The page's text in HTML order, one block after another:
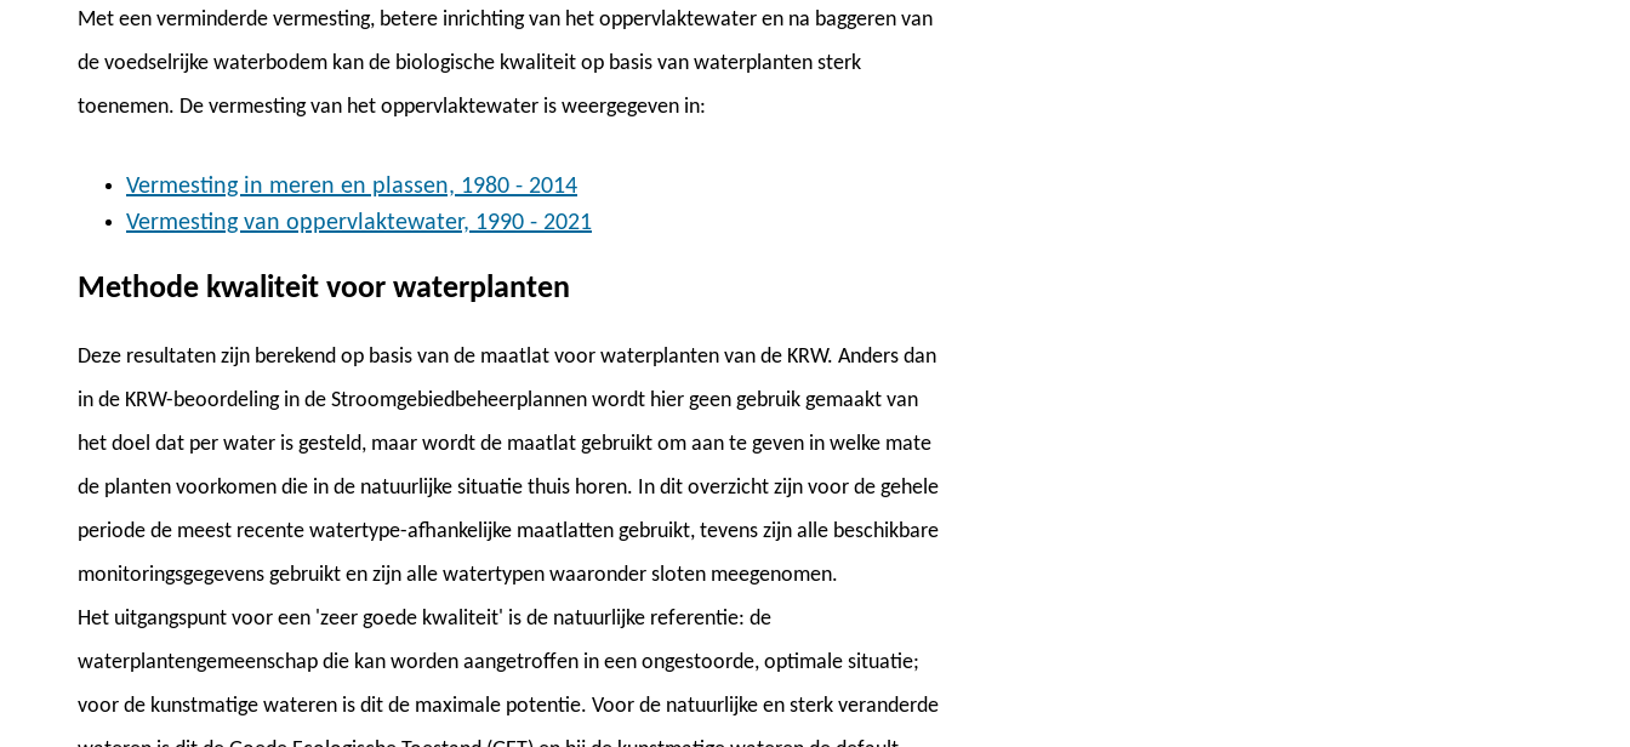
Met een verminderde vermesting, betere inrichting van het oppervlaktewater en na baggeren van
de voedselrijke waterbodem kan de biologische kwaliteit op basis van waterplanten sterk
toenemen. De vermesting van het oppervlaktewater is weergegeven in:
Vermesting in meren en plassen, 1980 - 2014
Vermesting van oppervlaktewater, 1990 - 2021
Methode kwaliteit voor waterplanten
Deze resultaten zijn berekend op basis van de maatlat voor waterplanten van de KRW. Anders dan
in de KRW-beoordeling in de Stroomgebiedbeheerplannen wordt hier geen gebruik gemaakt van
het doel dat per water is gesteld, maar wordt de maatlat gebruikt om aan te geven in welke mate
de planten voorkomen die in de natuurlijke situatie thuis horen. In dit overzicht zijn voor de gehele
periode de meest recente watertype-afhankelijke maatlatten gebruikt, tevens zijn alle beschikbare
monitoringsgegevens gebruikt en zijn alle watertypen waaronder sloten meegenomen.
Het uitgangspunt voor een 'zeer goede kwaliteit' is de natuurlijke referentie: de
waterplantengemeenschap die kan worden aangetroffen in een ongestoorde, optimale situatie;
voor de kunstmatige wateren is dit de maximale potentie. Voor de natuurlijke en sterk veranderde